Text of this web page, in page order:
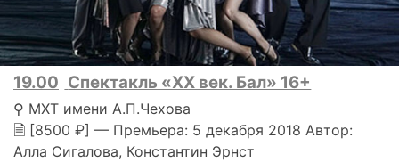
19.00 Спектакль «ХХ век. Бал» 16+
⚲ МХТ имени А.П.Чехова
🗎 [8500 ₽] — Премьера: 5 декабря 2018 Автор:
Алла Сигалова, Константин Эрнст